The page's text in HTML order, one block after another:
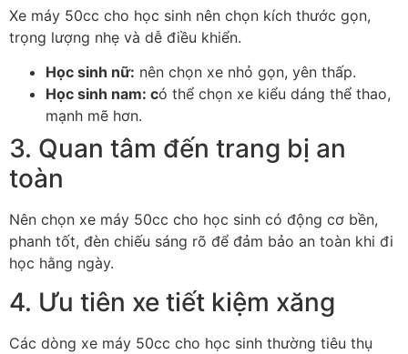
Xe máy 50cc cho học sinh nên chọn kích thước gọn,
trọng lượng nhẹ và dễ điều khiển.
Học sinh nữ: nên chọn xe nhỏ gọn, yên thấp.
Học sinh nam: có thể chọn xe kiểu dáng thể thao,
mạnh mẽ hơn.
3. Quan tâm đến trang bị an
toàn
Nên chọn xe máy 50cc cho học sinh có động cơ bền,
phanh tốt, đèn chiếu sáng rõ để đảm bảo an toàn khi đi
học hằng ngày.
4. Ưu tiên xe tiết kiệm xăng
Các dòng xe máy 50cc cho học sinh thường tiêu thụ